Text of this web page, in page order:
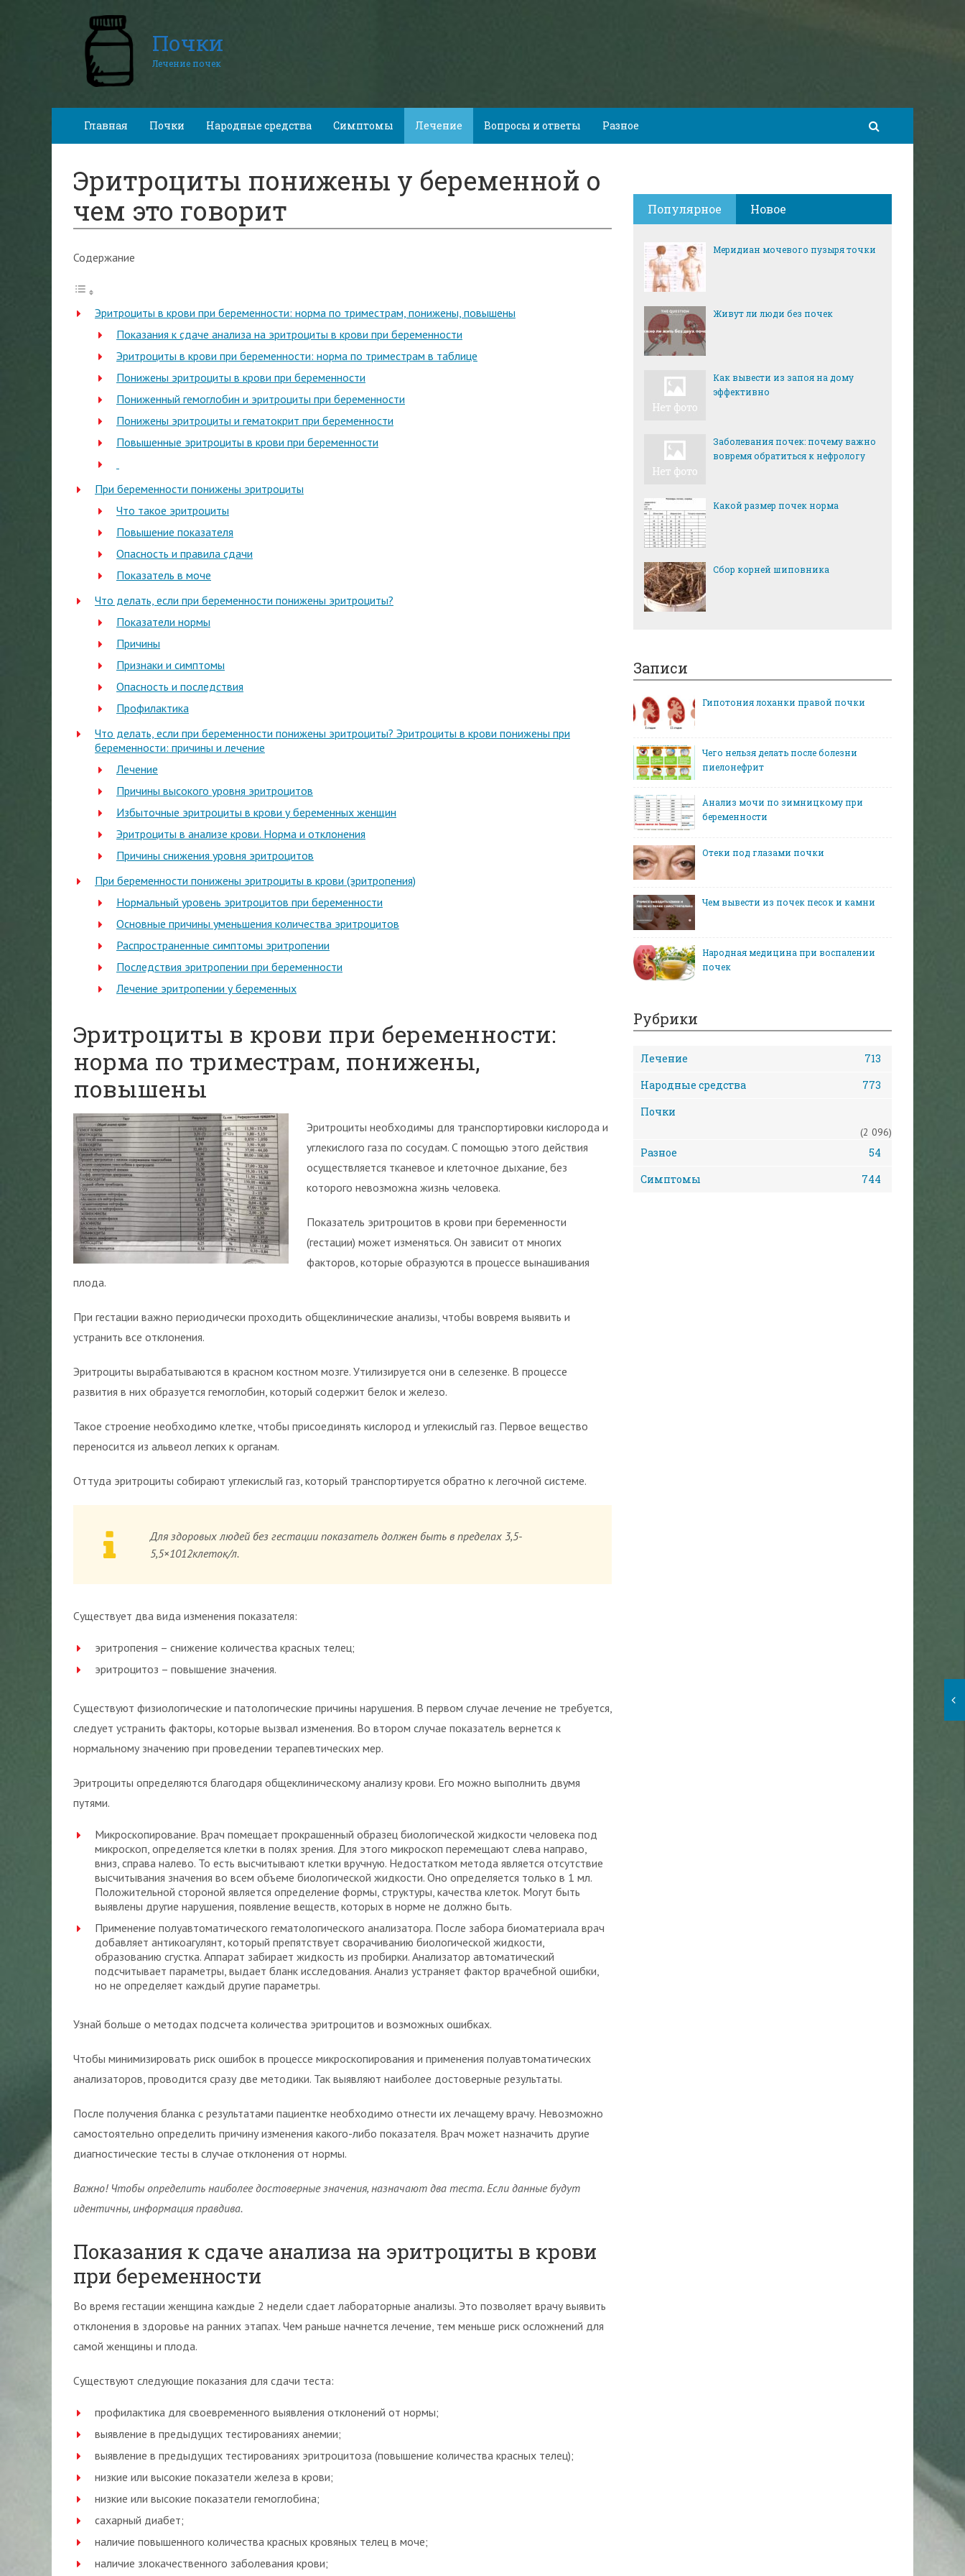
Почки
Лечение почек
Главная Почки Народные средства Симптомы Лечение Вопросы и ответы Разное
Эритроциты понижены у беременной о
чем это говорит
Содержание
Эритроциты в крови при беременности: норма по триместрам, понижены, повышены
Показания к сдаче анализа на эритроциты в крови при беременности
Эритроциты в крови при беременности: норма по триместрам в таблице
Понижены эритроциты в крови при беременности
Пониженный гемоглобин и эритроциты при беременности
Понижены эритроциты и гематокрит при беременности
Повышенные эритроциты в крови при беременности
При беременности понижены эритроциты
Что такое эритроциты
Повышение показателя
Опасность и правила сдачи
Показатель в моче
Что делать, если при беременности понижены эритроциты?
Показатели нормы
Причины
Признаки и симптомы
Опасность и последствия
Профилактика
Что делать, если при беременности понижены эритроциты? Эритроциты в крови понижены при
беременности: причины и лечение
Лечение
Причины высокого уровня эритроцитов
Избыточные эритроциты в крови у беременных женщин
Эритроциты в анализе крови. Норма и отклонения
Причины снижения уровня эритроцитов
При беременности понижены эритроциты в крови (эритропения)
Нормальный уровень эритроцитов при беременности
Основные причины уменьшения количества эритроцитов
Распространенные симптомы эритропении
Последствия эритропении при беременности
Лечение эритропении у беременных
Эритроциты в крови при беременности:
норма по триместрам, понижены,
повышены
Эритроциты необходимы для транспортировки кислорода и
углекислого газа по сосудам. С помощью этого действия
осуществляется тканевое и клеточное дыхание, без
которого невозможна жизнь человека.
Показатель эритроцитов в крови при беременности
(гестации) может изменяться. Он зависит от многих
факторов, которые образуются в процессе вынашивания
плода.
При гестации важно периодически проходить общеклинические анализы, чтобы вовремя выявить и
устранить все отклонения.
Эритроциты вырабатываются в красном костном мозге. Утилизируется они в селезенке. В процессе
развития в них образуется гемоглобин, который содержит белок и железо.
Такое строение необходимо клетке, чтобы присоединять кислород и углекислый газ. Первое вещество
переносится из альвеол легких к органам.
Оттуда эритроциты собирают углекислый газ, который транспортируется обратно к легочной системе.
Для здоровых людей без гестации показатель должен быть в пределах 3,5-
5,5×1012клеток/л.
Существует два вида изменения показателя:
эритропения – снижение количества красных телец;
эритроцитоз – повышение значения.
Существуют физиологические и патологические причины нарушения. В первом случае лечение не требуется,
следует устранить факторы, которые вызвал изменения. Во втором случае показатель вернется к
нормальному значению при проведении терапевтических мер.
Эритроциты определяются благодаря общеклиническому анализу крови. Его можно выполнить двумя
путями.
Микроскопирование. Врач помещает прокрашенный образец биологической жидкости человека под
микроскоп, определяется клетки в полях зрения. Для этого микроскоп перемещают слева направо,
вниз, справа налево. То есть высчитывают клетки вручную. Недостатком метода является отсутствие
высчитывания значения во всем объеме биологической жидкости. Оно определяется только в 1 мл.
Положительной стороной является определение формы, структуры, качества клеток. Могут быть
выявлены другие нарушения, появление веществ, которых в норме не должно быть.
Применение полуавтоматического гематологического анализатора. После забора биоматериала врач
добавляет антикоагулянт, который препятствует сворачиванию биологической жидкости,
образованию сгустка. Аппарат забирает жидкость из пробирки. Анализатор автоматический
подсчитывает параметры, выдает бланк исследования. Анализ устраняет фактор врачебной ошибки,
но не определяет каждый другие параметры.
Узнай больше о методах подсчета количества эритроцитов и возможных ошибках.
Чтобы минимизировать риск ошибок в процессе микроскопирования и применения полуавтоматических
анализаторов, проводится сразу две методики. Так выявляют наиболее достоверные результаты.
После получения бланка с результатами пациентке необходимо отнести их лечащему врачу. Невозможно
самостоятельно определить причину изменения какого-либо показателя. Врач может назначить другие
диагностические тесты в случае отклонения от нормы.
Важно! Чтобы определить наиболее достоверные значения, назначают два теста. Если данные будут
идентичны, информация правдива.
Показания к сдаче анализа на эритроциты в крови
при беременности
Во время гестации женщина каждые 2 недели сдает лабораторные анализы. Это позволяет врачу выявить
отклонения в здоровье на ранних этапах. Чем раньше начнется лечение, тем меньше риск осложнений для
самой женщины и плода.
Существуют следующие показания для сдачи теста:
профилактика для своевременного выявления отклонений от нормы;
выявление в предыдущих тестированиях анемии;
выявление в предыдущих тестированиях эритроцитоза (повышение количества красных телец);
низкие или высокие показатели железа в крови;
низкие или высокие показатели гемоглобина;
сахарный диабет;
наличие повышенного количества красных кровяных телец в моче;
наличие злокачественного заболевания крови;
Популярное Новое
Меридиан мочевого пузыря точки
Живут ли люди без почек
Как вывести из запоя на дому
эффективно
Заболевания почек: почему важно
вовремя обратиться к нефрологу
Какой размер почек норма
Сбор корней шиповника
Записи
Гипотония лоханки правой почки
Чего нельзя делать после болезни
пиелонефрит
Анализ мочи по зимницкому при
беременности
Отеки под глазами почки
Чем вывести из почек песок и камни
Народная медицина при воспалении
почек
Рубрики
Лечение
713
Народные средства
773
Почки
(2 096)
Разное
54
Симптомы
744